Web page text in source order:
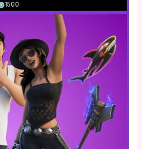
1500